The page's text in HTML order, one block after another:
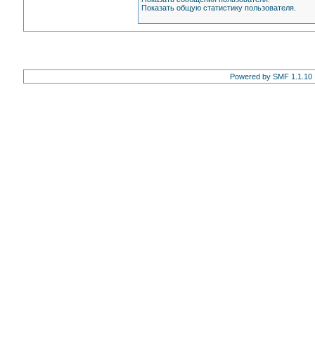
Показать общую статистику пользователя.
Powered by SMF 1.1.10